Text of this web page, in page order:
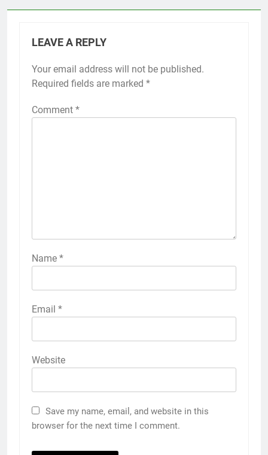
LEAVE A REPLY
Your email address will not be published.
Required fields are marked *
Comment *
Name *
Email *
Website
Save my name, email, and website in this
browser for the next time I comment.